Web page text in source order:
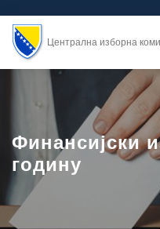
Централна изборна
Финансијски
годину